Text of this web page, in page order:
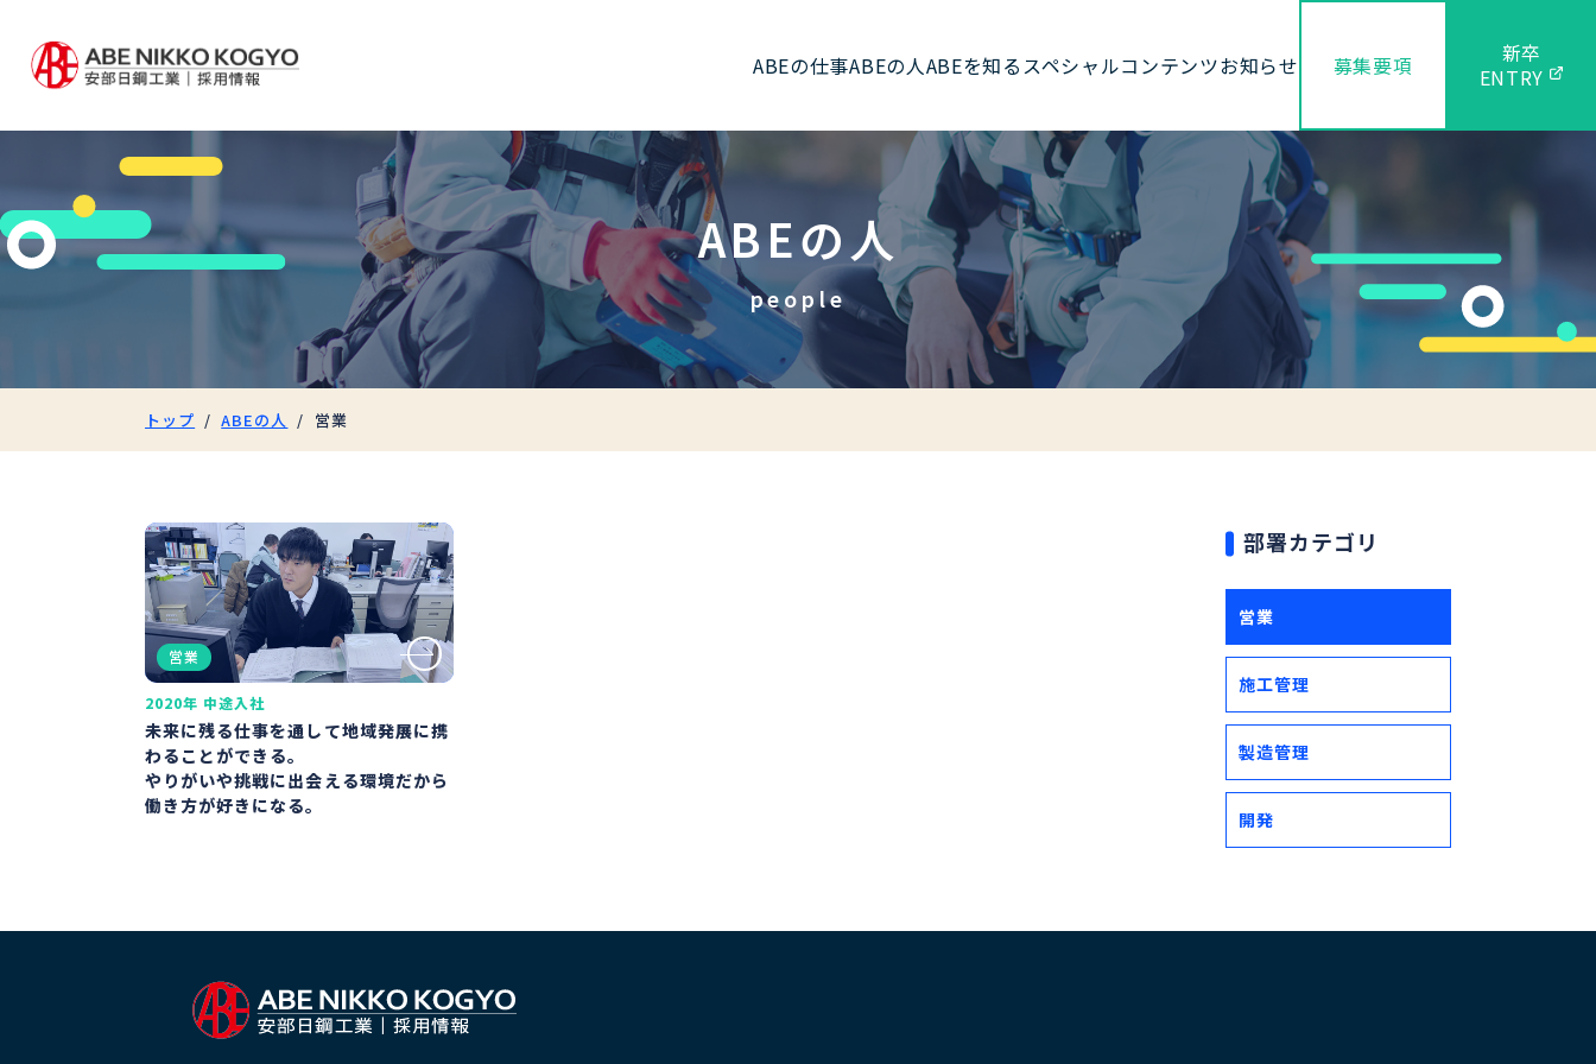
ABEの仕事ABEの人ABEを知るスペシャルコンテンツお知らせ 募集要項
新卒
ENTRY
ABEの人
people
トップ ABEの人 営業
営業
2020年 中途入社
未来に残る仕事を通して地域発展に携
わることができる。
やりがいや挑戦に出会える環境だから
働き方が好きになる。
部署カテゴリ
営業
施工管理
製造管理
開発